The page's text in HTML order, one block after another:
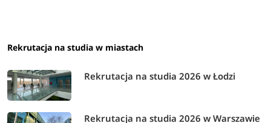
ekonomia
elektrotechnika
filologia angielska
filologia germańska
finanse i rachunkowość
Rekrutacja na studia w miastach
Rekrutacja na studia 2026 w Łodzi
Rekrutacja na studia 2026 w Warszawie